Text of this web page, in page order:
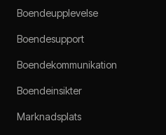
Boendeupplevelse
Boendesupport
Boendekommunikation
Boendeinsikter
Marknadsplats